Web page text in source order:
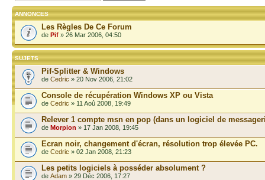
ANNONCES
Les Règles De Ce Forum
de Pif » 26 Mar 2006, 04:50
SUJETS
Pif-Splitter & Windows
de Cedric » 20 Nov 2006, 21:02
Console de récupération Windows XP ou Vista
de Cedric » 11 Aoû 2008, 19:49
Relever 1 compte msn en pop (dans un logiciel de
de Morpion » 17 Jan 2008, 19:45
Ecran noir, changement d'écran, résolution trop élevée PC.
de Cedric » 02 Jan 2008, 21:23
Les petits logiciels à posséder absolument ?
de Adam » 29 Déc 2006, 17:27